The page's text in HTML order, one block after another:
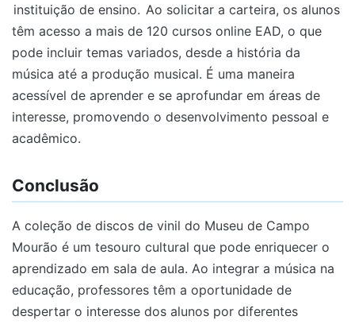
instituição de ensino. Ao solicitar a carteira, os alunos
têm acesso a mais de 120 cursos online EAD, o que
pode incluir temas variados, desde a história da
música até a produção musical. É uma maneira
acessível de aprender e se aprofundar em áreas de
interesse, promovendo o desenvolvimento pessoal e
acadêmico.
Conclusão
A coleção de discos de vinil do Museu de Campo
Mourão é um tesouro cultural que pode enriquecer o
aprendizado em sala de aula. Ao integrar a música na
educação, professores têm a oportunidade de
despertar o interesse dos alunos por diferentes